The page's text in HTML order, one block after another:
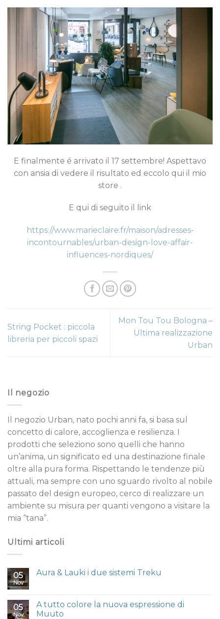
E finalmente é arrivato il 17 settembre! Aspettavo
con ansia di vedere il risultato ed eccolo qui il mio
store .
E qui di seguito il link
https://www.marieclaire.fr/maison/adresses-
incontournables/urban-design-love-affair-
influences-nordiques/
String Pocket : piccola
libreria per piccoli spazi
Mon Tou Tou Bologna –
Ultima realizzazione
Urban
Il negozio
Il negozio Urban, nato pochi anni fa, si basa sul
concetto di calore, accoglienza e resilienza. I
prodotti che seleziono sono quelli che hanno
un’anima, un significato ed una destinazione finale
oltre alla pura forma. Rispettando le tendenze più
attuali, ma sempre con uno sguardo rivolto al nobile
passato del design europeo, cerco di realizzare un
ambiente su misura per quanti vengono a visitare la
mia “tana”.
Ultimi articoli
05
Nov
Aura & Lauki i due sistemi Treku
05
Nov
A tutto colore la nuova espressione di
Muuto